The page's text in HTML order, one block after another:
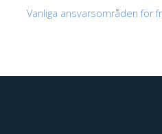
Vanliga ansvarsområden för